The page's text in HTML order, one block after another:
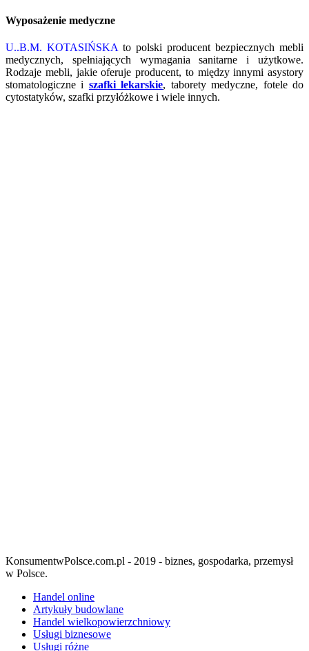
Wyposażenie medyczne
U..B.M. KOTASIŃSKA to polski producent bezpiecznych mebli
medycznych, spełniających wymagania sanitarne i użytkowe.
Rodzaje mebli, jakie oferuje producent, to między innymi asystory
stomatologiczne i szafki lekarskie, taborety medyczne, fotele do
cytostatyków, szafki przyłóżkowe i wiele innych.
KonsumentwPolsce.com.pl - 2019 - biznes, gospodarka, przemysł
w Polsce.
Handel online
Artykuły budowlane
Handel wielkopowierzchniowy
Usługi biznesowe
Usługi różne